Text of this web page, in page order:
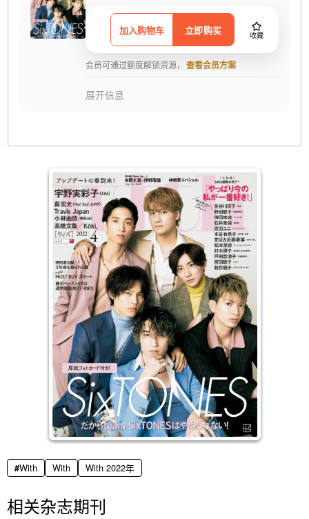
加入购物车 立即购买 收藏
会员可通过额度解锁资源， 查看会员方案
展开信息
之外，新鲜题材、流行相关报导与生活趣味话题，更是WITH拥获日
本女性青睐的原因。还有不断强调女性活泼可爱的俏丽形象、以及都
会女性必知的生活情报、意想不到的资讯，这本杂志都会毫不遗漏的
告诉你正确流行趋势答案。
With With With 2022年
相关杂志期刊